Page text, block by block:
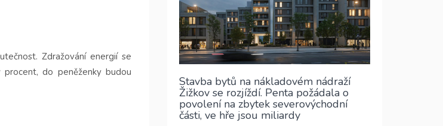
Zdražování energií se
do peněženky budou
Stavba bytů na nákladovém nádraží
Žižkov se rozjíždí. Penta požádala o
povolení na zbytek severovýchodní
části, ve hře jsou miliardy